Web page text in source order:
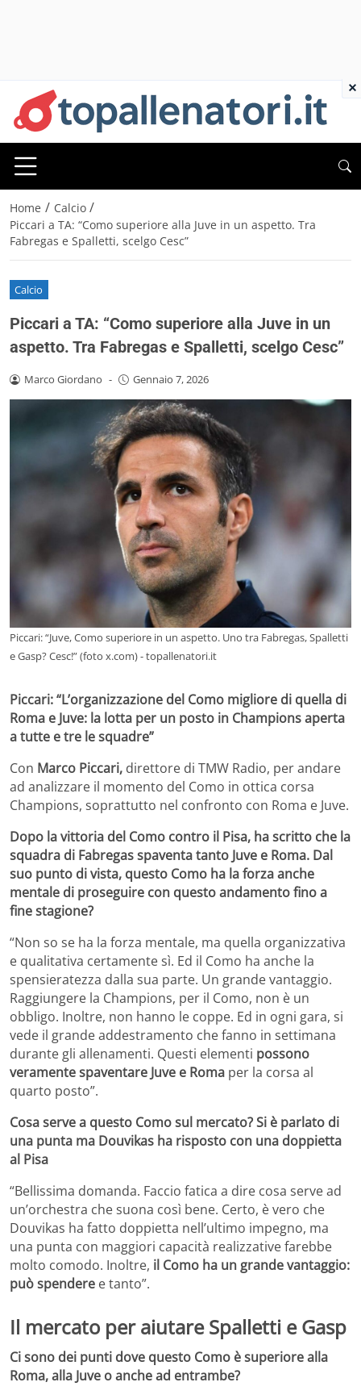
Home / Calcio /
Piccari a TA: “Como superiore alla Juve in un aspetto. Tra
Fabregas e Spalletti, scelgo Cesc”
Calcio
Piccari a TA: “Como superiore alla Juve in un
aspetto. Tra Fabregas e Spalletti, scelgo Cesc”
Marco Giordano - Gennaio 7, 2026
Piccari: “Juve, Como superiore in un aspetto. Uno tra Fabregas, Spalletti
e Gasp? Cesc!” (foto x.com) - topallenatori.it
Piccari: “L’organizzazione del Como migliore di quella di
Roma e Juve: la lotta per un posto in Champions aperta
a tutte e tre le squadre”
Con Marco Piccari, direttore di TMW Radio, per andare
ad analizzare il momento del Como in ottica corsa
Champions, soprattutto nel confronto con Roma e Juve.
Dopo la vittoria del Como contro il Pisa, ha scritto che la
squadra di Fabregas spaventa tanto Juve e Roma. Dal
suo punto di vista, questo Como ha la forza anche
mentale di proseguire con questo andamento fino a
fine stagione?
“Non so se ha la forza mentale, ma quella organizzativa
e qualitativa certamente sì. Ed il Como ha anche la
spensieratezza dalla sua parte. Un grande vantaggio.
Raggiungere la Champions, per il Como, non è un
obbligo. Inoltre, non hanno le coppe. Ed in ogni gara, si
vede il grande addestramento che fanno in settimana
durante gli allenamenti. Questi elementi possono
veramente spaventare Juve e Roma per la corsa al
quarto posto”.
Cosa serve a questo Como sul mercato? Si è parlato di
una punta ma Douvikas ha risposto con una doppietta
al Pisa
“Bellissima domanda. Faccio fatica a dire cosa serve ad
un’orchestra che suona così bene. Certo, è vero che
Douvikas ha fatto doppietta nell’ultimo impegno, ma
una punta con maggiori capacità realizzative farebbe
molto comodo. Inoltre, il Como ha un grande vantaggio:
può spendere e tanto”.
Il mercato per aiutare Spalletti e Gasp
Ci sono dei punti dove questo Como è superiore alla
Roma, alla Juve o anche ad entrambe?
×